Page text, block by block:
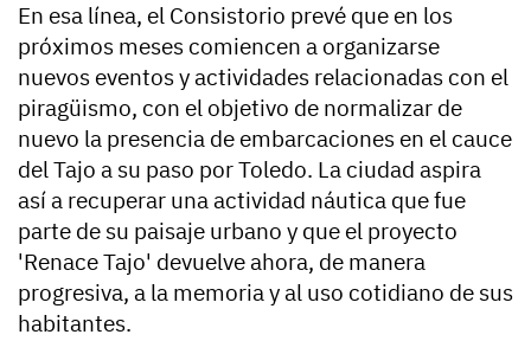
En esa línea, el Consistorio prevé que en los
próximos meses comiencen a organizarse
nuevos eventos y actividades relacionadas con el
piragüismo, con el objetivo de normalizar de
nuevo la presencia de embarcaciones en el cauce
del Tajo a su paso por Toledo. La ciudad aspira
así a recuperar una actividad náutica que fue
parte de su paisaje urbano y que el proyecto
'Renace Tajo' devuelve ahora, de manera
progresiva, a la memoria y al uso cotidiano de sus
habitantes.